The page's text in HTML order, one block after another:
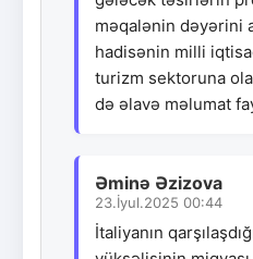
məqalənin dəyərini
hadisənin milli
turizm sektoruna
də əlavə məlumat
Əminə Əzizova
23.İyul.2025 00:44
İtaliyanın